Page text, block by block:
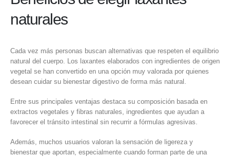
naturales
Cada vez más personas buscan alternativas que respeten el equilibrio
natural del cuerpo. Los laxantes elaborados con ingredientes de origen
vegetal se han convertido en una opción muy valorada por quienes
desean cuidar su bienestar digestivo de forma más natural.
Entre sus principales ventajas destaca su composición basada en
extractos vegetales y fibras naturales, ingredientes que ayudan a
favorecer el tránsito intestinal sin recurrir a fórmulas agresivas.
Además, muchos usuarios valoran la sensación de ligereza y
bienestar que aportan, especialmente cuando forman parte de una